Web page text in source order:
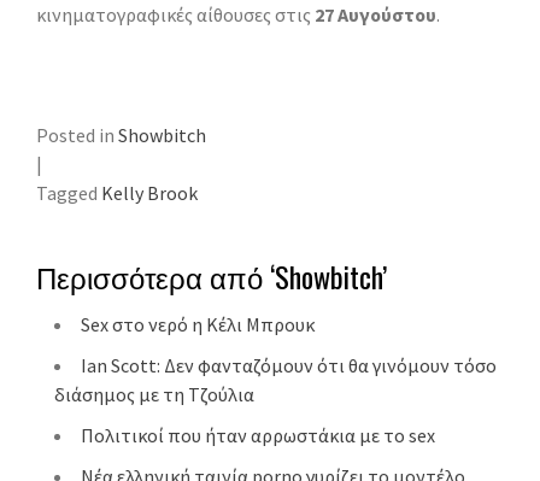
κινηματογραφικές αίθουσες στις 27 Αυγούστου.
Posted in Showbitch
|
Tagged Kelly Brook
Περισσότερα από ‘Showbitch’
Sex στο νερό η Κέλι Μπρουκ
Ian Scott: Δεν φανταζόμουν ότι θα γινόμουν τόσο
διάσημος με τη Τζούλια
Πολιτικοί που ήταν αρρωστάκια με το sex
Νέα ελληνική ταινία porno γυρίζει το μοντέλο